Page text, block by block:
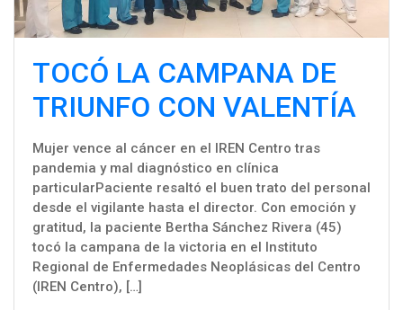
TOCÓ LA CAMPANA DE
TRIUNFO CON VALENTÍA
Mujer vence al cáncer en el IREN Centro tras
pandemia y mal diagnóstico en clínica
particularPaciente resaltó el buen trato del personal
desde el vigilante hasta el director. Con emoción y
gratitud, la paciente Bertha Sánchez Rivera (45)
tocó la campana de la victoria en el Instituto
Regional de Enfermedades Neoplásicas del Centro
(IREN Centro), […]